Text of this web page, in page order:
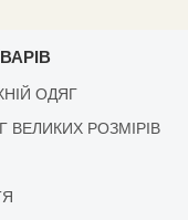
ОДЯГ
ВЕЛИКИХ РОЗМІРІВ